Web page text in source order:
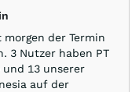
morgen der Termin
3 Nutzer haben PT
und 13 unserer
auf der